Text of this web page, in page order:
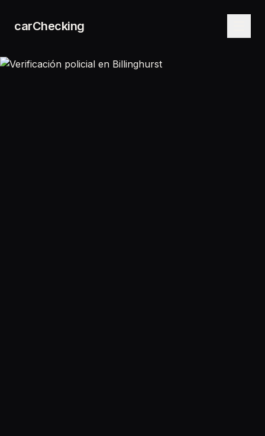
carChecking